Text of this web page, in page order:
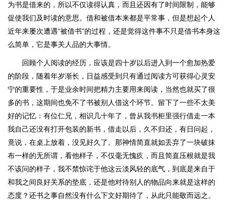
为书是借来的，所以不仅读得认真，而且还因有了时间限制，能够
促使我们及时读的意思。借和被借本来都是平常事，但是想起个人
近年来屡次遭遇“被借书”的过程，还是觉得这件事不只是借书本身这
么简单，它是事关人品的大事情。
回顾个人阅读的经历，应该是四十岁以后进入到一个愈加热爱
的阶段，随着年岁渐长，日益感受到只有通过阅读方可获得心灵安
宁的重要性，于是业余时间把精力主要用来阅读，当然也就买了很
多的书，这期间也免不了书被别人借这个环节。留下了一些不太美
好的记忆：有位仁兄，相识几十年了，曾从我书柜里强行借走一本
我自己还没有打开包装的新书，借走以后，久不归还，有日问起，
竟说，在桌上放着，没见好久了。那神情简直就如丢弃了一块破抹
布一样的无所谓，看他样子，不仅毫无愧疚，而且简直压根就是我
不该问的样子，我不禁惊诧于他这云淡风轻的底气，到底是来自于
和我之间良好关系的垫底，还是他对待别人的物品向来就是这样的
态度？还书之事自然没有什么下文好期待了，从此只能敬而远之。